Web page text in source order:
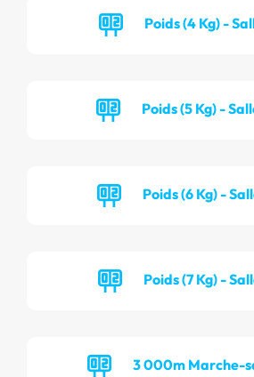
Poids (4 Kg) -
Poids (5 Kg) -
Poids (6 Kg) -
Poids (7 Kg) -
3 000m Marche-